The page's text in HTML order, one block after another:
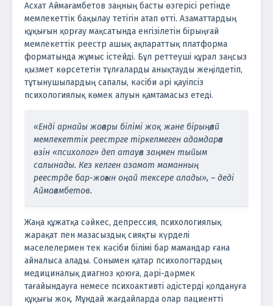
Асхат Аймағамбетов заңның басты өзгерісі ретінде
мемлекеттік бақылау тетігін атап өтті. Азаматтардың
құқығын қорғау мақсатында енгізілетін бірыңғай
мемлекеттік реестр ашық ақпараттық платформа
форматында жұмыс істейді. Бұл реттеуші құрал заңсыз
қызмет көрсететін тұлғаларды анықтауды жеңілдетіп,
тұтынушылардың сапалы, кәсіби әрі қауіпсіз
психологиялық көмек алуын қамтамасыз етеді.
«Енді арнайы жоғары білімі жоқ және бірыңғай
мемлекеттік реестрге тіркелмеген адамдарға
өзін «психолог» деп атауға заңмен тыйым
салынады. Кез келген азамат маманның
реестрде бар-жоғын оңай тексере алады», – деді
Аймағамбетов.
Жаңа құжатқа сәйкес, депрессия, психологиялық
жарақат пен мазасыздық сияқты күрделі
мәселелермен тек кәсіби білімі бар мамандар ғана
айналыса алады. Сонымен қатар психологтардың
медициналық диагноз қоюға, дәрі-дәрмек
тағайындауға немесе психоактивті әдістерді қолдануға
құқығы жоқ. Мұндай жағдайларда олар пациентті